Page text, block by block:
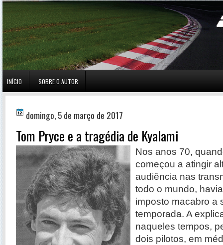
INÍCIO SOBRE O AUTOR
domingo, 5 de março de 2017
Tom Pryce e a tragédia de Kyalami
Nos anos 70,
começou a atingir
audiência nas
todo o mundo,
imposto macabro a
temporada. A
naqueles tempos,
dois pilotos, em